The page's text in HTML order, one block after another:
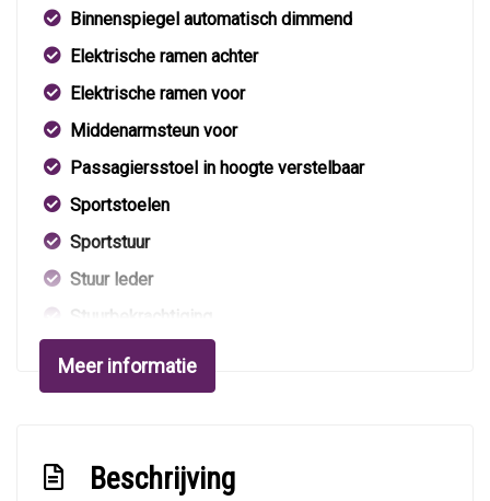
Binnenspiegel automatisch dimmend
Elektrische ramen achter
Elektrische ramen voor
Middenarmsteun voor
Passagiersstoel in hoogte verstelbaar
Sportstoelen
Sportstuur
Stuur leder
Stuurbekrachtiging
Verstelbare stuurkolom
Exterieur
Buitenspiegels verwarmbaar
Meer informatie
Beschrijving